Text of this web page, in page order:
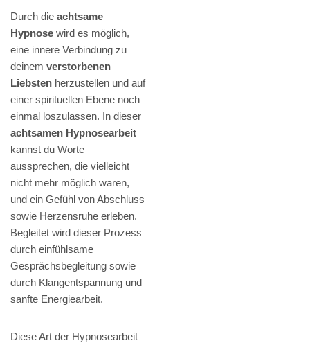
Durch die achtsame
Hypnose wird es möglich,
eine innere Verbindung zu
deinem verstorbenen
Liebsten herzustellen und auf
einer spirituellen Ebene noch
einmal loszulassen. In dieser
achtsamen Hypnosearbeit
kannst du Worte
aussprechen, die vielleicht
nicht mehr möglich waren,
und ein Gefühl von Abschluss
sowie Herzensruhe erleben.
Begleitet wird dieser Prozess
durch einfühlsame
Gesprächsbegleitung sowie
durch Klangentspannung und
sanfte Energiearbeit.
Diese Art der Hypnosearbeit